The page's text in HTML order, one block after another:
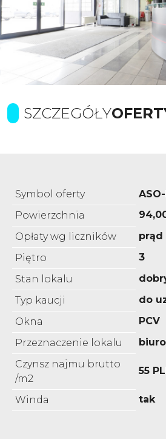
SZCZEGÓŁY
Symbol oferty
Powierzchnia
Opłaty wg liczników
prąd
Piętro
3
Stan lokalu
Typ kaucji
do
Okna
PCV
Przeznaczenie lokalu
Czynsz najmu brutto
/m2
55
Winda tak